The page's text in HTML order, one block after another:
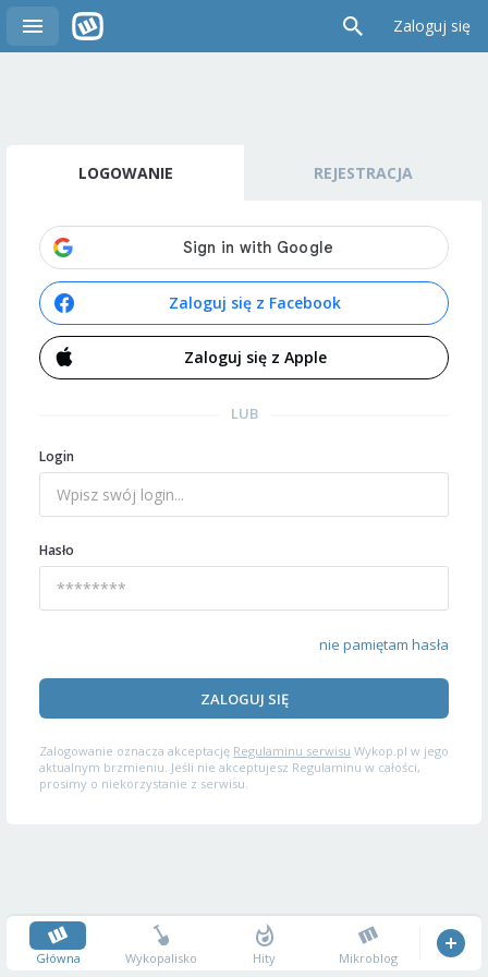
Zaloguj się
LOGOWANIE REJESTRACJA
Zaloguj się z Facebook
Zaloguj się z Apple
LUB
Login
Hasło
nie pamiętam hasła
ZALOGUJ SIĘ
Zalogowanie oznacza akceptację Regulaminu serwisu Wykop.pl w jego
aktualnym brzmieniu. Jeśli nie akceptujesz Regulaminu w całości,
prosimy o niekorzystanie z serwisu.
Główna Wykopalisko Hity Mikroblog